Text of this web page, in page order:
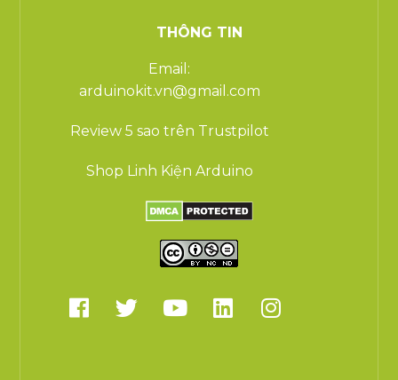
THÔNG TIN
Email:
arduinokit.vn@gmail.com
Review 5 sao trên Trustpilot
Shop Linh Kiện Arduino